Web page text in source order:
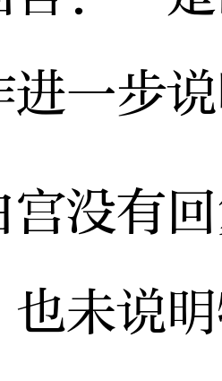
进一步
有回
也未说